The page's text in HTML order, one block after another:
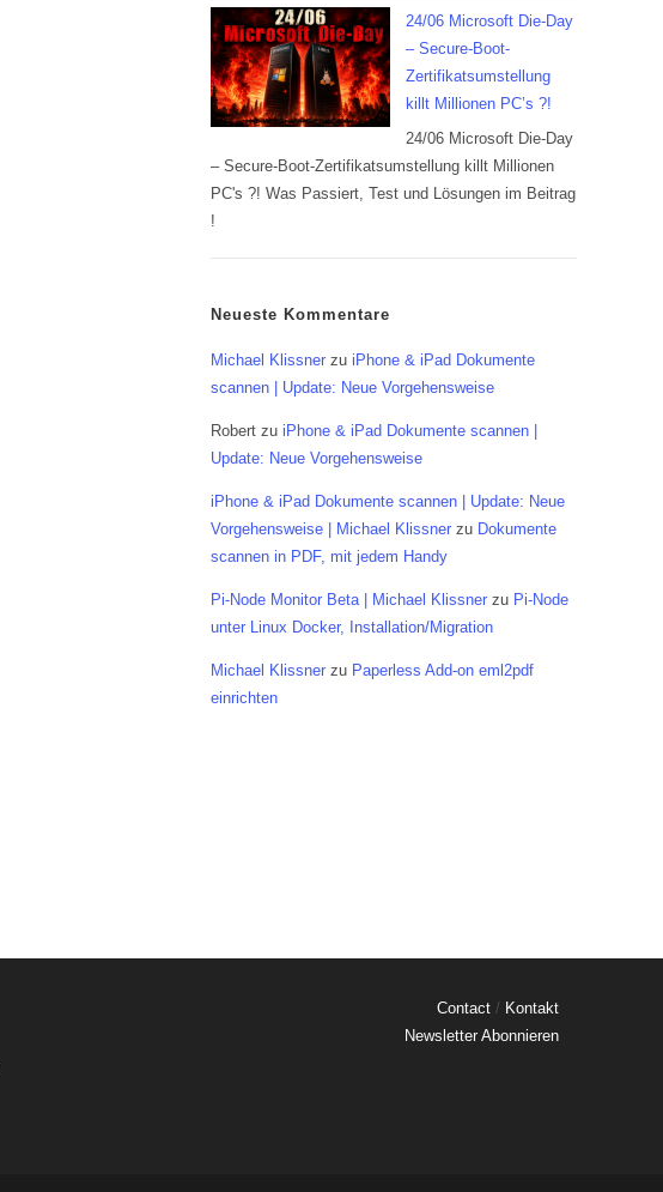
24/06 Microsoft Die-Day
– Secure-Boot-
Zertifikatsumstellung
killt Millionen PC’s ?!
24/06 Microsoft Die-Day
– Secure-Boot-Zertifikatsumstellung killt Millionen
PC's ?! Was Passiert, Test und Lösungen im Beitrag
!
Neueste Kommentare
Michael Klissner zu iPhone & iPad Dokumente
scannen | Update: Neue Vorgehensweise
Robert zu iPhone & iPad Dokumente scannen |
Update: Neue Vorgehensweise
iPhone & iPad Dokumente scannen | Update: Neue
Vorgehensweise | Michael Klissner zu Dokumente
scannen in PDF, mit jedem Handy
Pi-Node Monitor Beta | Michael Klissner zu Pi-Node
unter Linux Docker, Installation/Migration
Michael Klissner zu Paperless Add-on eml2pdf
einrichten
Contact/ Kontakt
Newsletter Abonnieren